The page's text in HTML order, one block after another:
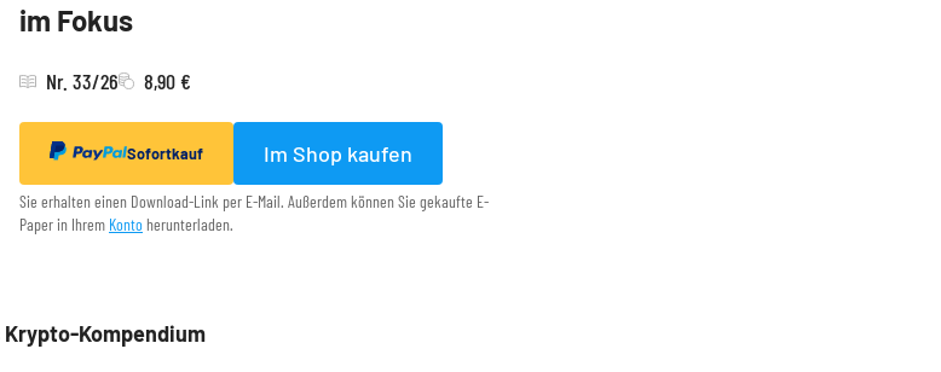
im Fokus
Nr. 33/26 8,90 €
Sofortkauf Im Shop kaufen
Sie erhalten einen Download-Link per E-Mail. Außerdem können Sie gekaufte E-
Paper in Ihrem Konto herunterladen.
Kompendium